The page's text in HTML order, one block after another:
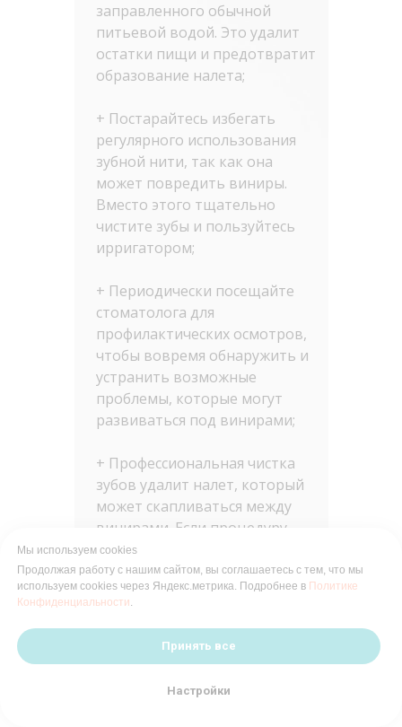
заправленного обычной
питьевой водой. Это удалит
остатки пищи и предотвратит
образование налета;
+ Постарайтесь избегать
регулярного использования
зубной нити, так как она
может повредить виниры.
Вместо этого тщательно
чистите зубы и пользуйтесь
ирригатором;
+ Периодически посещайте
стоматолога для
профилактических осмотров,
чтобы вовремя обнаружить и
устранить возможные
проблемы, которые могут
развиваться под винирами;
+ Профессиональная чистка
зубов удалит налет, который
может скапливаться между
винирами. Если процедуру
выполняет другой
стоматолог, не забудьте
предупредить его о наличии
деликатные инструменты
Мы используем cookies
Продолжая работу с нашим сайтом, вы соглашаетесь с тем, что мы
используем cookies через Яндекс.метрика. Подробнее в Политике
Конфиденциальности.
Принять все
Настройки